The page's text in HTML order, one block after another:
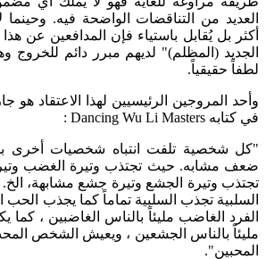
العديد من التناقضات الواضحة فيه.
أكثر بل يُقابل باستياء فإن المدافعين عن
الجديد (المظلم)" لديهم مبرر دائم للخروج
لطفاً حقيقياً.
وأحد المروجين الرئيسيين لهذا الاعتقاد
في كتابه Dancing Wu Li Masters :
"كل شخصية تلفت انتباه شخصيات أخرى
ضعف مشابه. حيث تجتذب وتيرة الغضب
تجتذب وتيرة الجشع وتيرة جشع مشابهة،
السلبية تجذب السلبية تماماً كما يجذب
الفرد الغاضب مليئاً بالناس الغاضبين ، كما
مليئاً بالناس الجشعين ، ويعيش الشخص
المحبين".